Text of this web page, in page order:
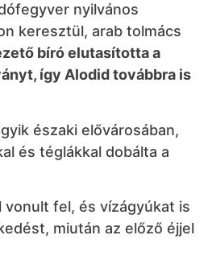
nyilvános
keresztül, arab tolmács
bíró elutasította a
így Alodid továbbra is
északi elővárosában,
és téglákkal dobálta a
fel, és vízágyúkat is
miután az előző éjjel